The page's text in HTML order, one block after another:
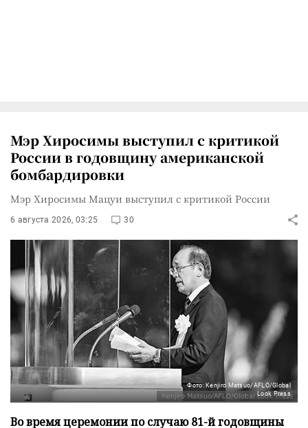
Мэр Хиросимы выступил с критикой
России в годовщину американской
бомбардировки
Мэр Хиросимы Мацуи выступил с критикой России
6 августа 2026, 03:25 30
Фото: Kenjiro Matsuo/AFLO/Global
Look Press
Во время церемонии по случаю 81-й годовщины